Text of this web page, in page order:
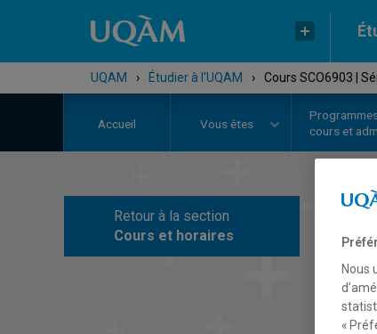
UQAM › Étudier à l'UQAM › Cours SCO6903 |
Accueil Vous êtes
cours et
Retour à la section
Cours et horaires
Nous
«